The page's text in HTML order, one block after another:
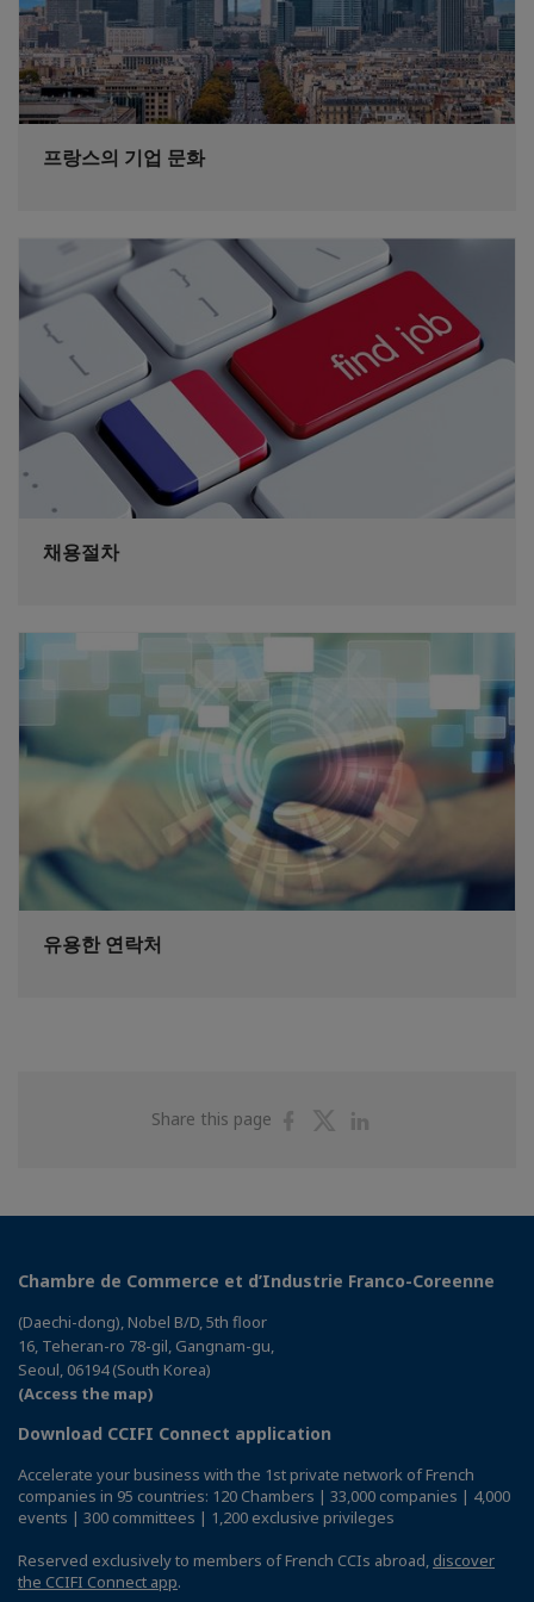
프랑스의 기업 문화
채용절차
유용한 연락처
Share this page
ShareShare
Chambre de Commerce et d’Industrie Franco-Coreenne
(Daechi-dong), Nobel B/D, 5th floor
16, Teheran-ro 78-gil, Gangnam-gu,
Seoul, 06194 (South Korea)
(Access the map)
Download CCIFI Connect application
Accelerate your business with the 1st private network of French
companies in 95 countries: 120 Chambers | 33,000 companies | 4,000
events | 300 committees | 1,200 exclusive privileges
Reserved exclusively to members of French CCIs abroad, discover
the CCIFI Connect app.